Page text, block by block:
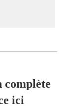
complète
ici